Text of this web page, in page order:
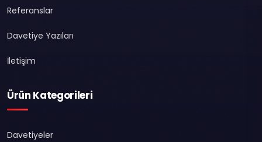
Referanslar
Davetiye Yazıları
İletişim
Ürün Kategorileri
Davetiyeler